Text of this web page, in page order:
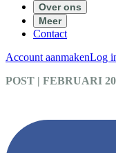
Over ons
Meer
Contact
Account aanmakenLog
POST | FEBRUARI